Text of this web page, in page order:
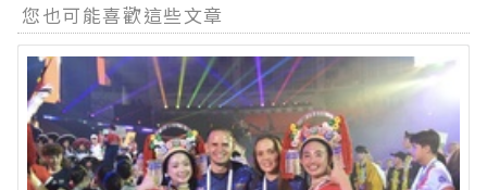
您也可能喜歡這些文章